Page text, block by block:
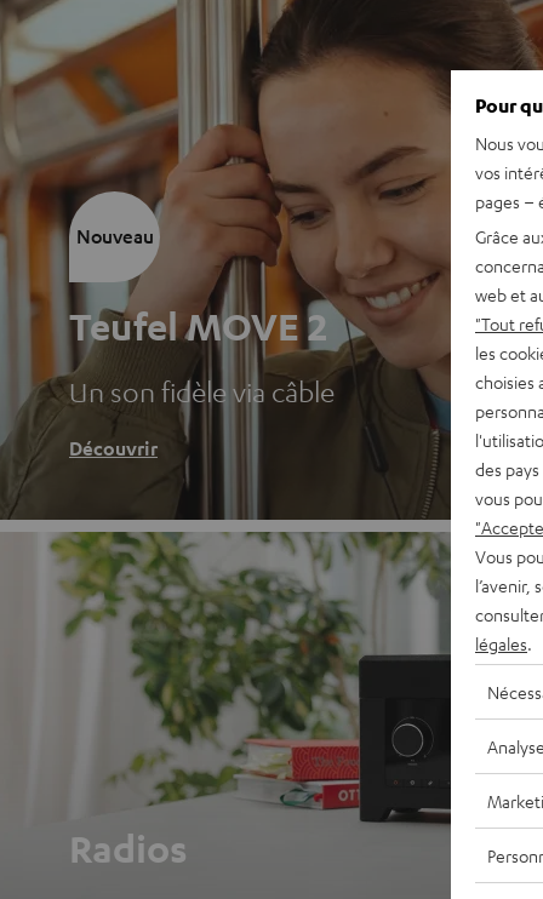
Teufel MOVE 2
Un son fidèle via câble
Découvrir
Nouveau
Radios
Pour
Nous
vos
pages –
Grâce
web et
"Tout
les
choisies
des
vous
Vous
l’avenir,
légales